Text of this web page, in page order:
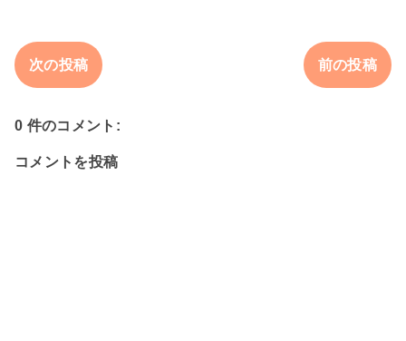
次の投稿 前の投稿
0 件のコメント:
コメントを投稿